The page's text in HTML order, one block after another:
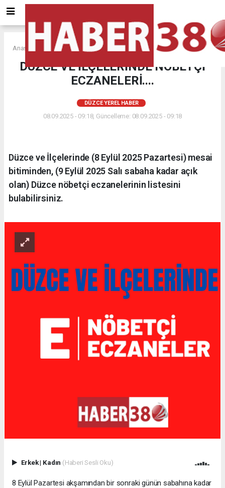
Anasayfa DÜZCE YEREL HABER
DÜZCE VE İLÇELERİNDE NÖBETÇİ
ECZANELERİ....
DÜZCE YEREL HABER
08.09.2025 - 09:18, Güncelleme: 08.09.2025 - 09:18
Düzce ve İlçelerinde (8 Eylül 2025 Pazartesi) mesai
bitiminden, (9 Eylül 2025 Salı sabaha kadar açık
olan) Düzce nöbetçi eczanelerinin listesini
bulabilirsiniz.
Erkek| Kadın (Haberi Sesli Oku)
8 Eylül Pazartesi akşamından bir sonraki günün sabahına kadar